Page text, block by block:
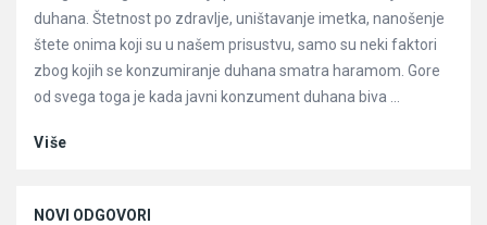
duhana. Štetnost po zdravlje, uništavanje imetka, nanošenje
štete onima koji su u našem prisustvu, samo su neki faktori
zbog kojih se konzumiranje duhana smatra haramom. Gore
od svega toga je kada javni konzument duhana biva ...
Više
NOVI ODGOVORI